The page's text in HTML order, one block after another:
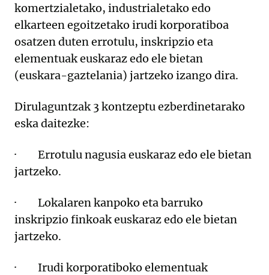
komertzialetako, industrialetako edo
elkarteen egoitzetako irudi korporatiboa
osatzen duten errotulu, inskripzio eta
elementuak euskaraz edo ele bietan
(euskara-gaztelania) jartzeko izango dira.
Dirulaguntzak 3 kontzeptu ezberdinetarako
eska daitezke:
· Errotulu nagusia euskaraz edo ele bietan
jartzeko.
· Lokalaren kanpoko eta barruko
inskripzio finkoak euskaraz edo ele bietan
jartzeko.
· Irudi korporatiboko elementuak